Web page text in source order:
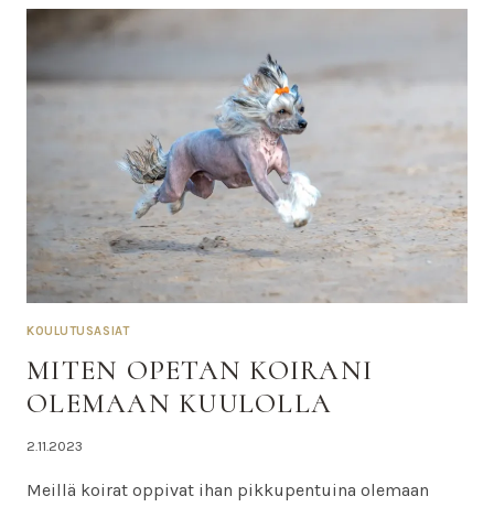
KOULUTUSASIAT
MITEN OPETAN KOIRANI
OLEMAAN KUULOLLA
Tekijä
Voimanen
2.11.2023
Meillä koirat oppivat ihan pikkupentuina olemaan